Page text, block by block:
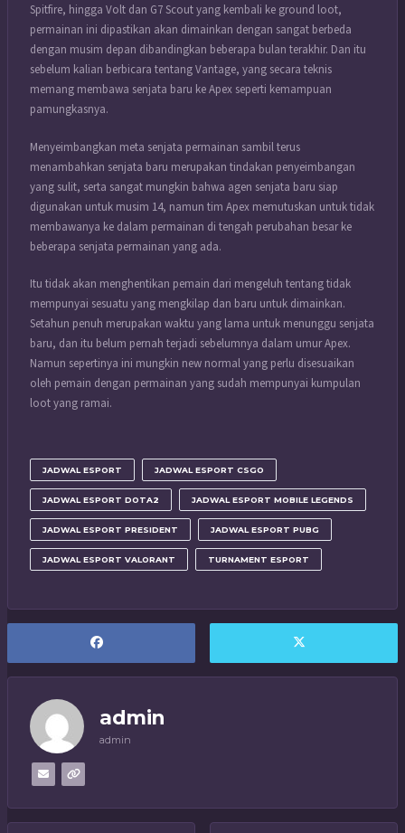
Spitfire, hingga Volt dan G7 Scout yang kembali ke ground loot,
permainan ini dipastikan akan dimainkan dengan sangat berbeda
dengan musim depan dibandingkan beberapa bulan terakhir. Dan itu
sebelum kalian berbicara tentang Vantage, yang secara teknis
memang membawa senjata baru ke Apex seperti kemampuan
pamungkasnya.
Menyeimbangkan meta senjata permainan sambil terus
menambahkan senjata baru merupakan tindakan penyeimbangan
yang sulit, serta sangat mungkin bahwa agen senjata baru siap
digunakan untuk musim 14, namun tim Apex memutuskan untuk tidak
membawanya ke dalam permainan di tengah perubahan besar ke
beberapa senjata permainan yang ada.
Itu tidak akan menghentikan pemain dari mengeluh tentang tidak
mempunyai sesuatu yang mengkilap dan baru untuk dimainkan.
Setahun penuh merupakan waktu yang lama untuk menunggu senjata
baru, dan itu belum pernah terjadi sebelumnya dalam umur Apex.
Namun sepertinya ini mungkin new normal yang perlu disesuaikan
oleh pemain dengan permainan yang sudah mempunyai kumpulan
loot yang ramai.
JADWAL ESPORT JADWAL ESPORT CSGO
JADWAL ESPORT DOTA2 JADWAL ESPORT MOBILE LEGENDS
JADWAL ESPORT PRESIDENT JADWAL ESPORT PUBG
JADWAL ESPORT VALORANT TURNAMENT ESPORT
admin
admin